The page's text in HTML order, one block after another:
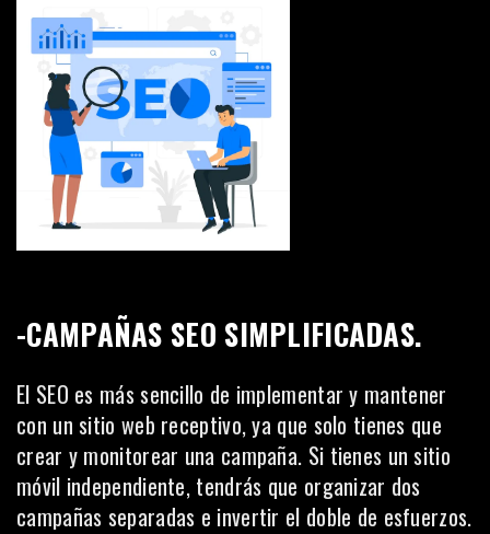
-CAMPAÑAS SEO SIMPLIFICADAS.
El SEO es más sencillo de implementar y mantener
con un sitio web receptivo, ya que solo tienes que
crear y monitorear una campaña. Si tienes un sitio
móvil independiente, tendrás que organizar dos
campañas separadas e invertir el doble de esfuerzos.